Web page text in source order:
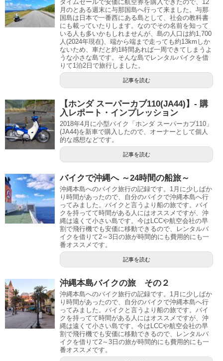
タイムセールで安価に航空券を購入できたので、12
月のとある週末に与那国島へ行って来ました。与那
国島は日本で一番西にある島として、社会の教科書
にも載っていたりします。なのでその名前を知って
いる人も多いかもしれませんが、島の人口は約1,700
人(2024年現在)、端から端まで走っても約13kmしか
ないため、車だと約1時間あれば一周できてしまうよ
うな小さな島です。そんな島でレンタルバイクを借
りて1泊2日で旅行しました。
記事を読む
【ホンダ スーパーカブ110(JA44)】- 購
入レポート・インプレッション
2018年4月に小型バイク「ホンダ スーパーカブ110」
(JA44)を新車で購入したので、オーナーとして個人
的な感想などです。
記事を読む
バイクで沖縄へ ～24時間の船旅～
沖縄本島へのバイク旅行の記録です。1月に少しばか
り時間があったので、自分のバイクで沖縄本島へ行
ってみました。バイクと言うより船の旅です。バイ
クを持ってて時間がある人にはオススメですが、沖
縄は遠くて小さい島です。今はLCCや航空会社の早
割で飛行機でも安価に移動できるので、レンタルバ
イクを借りて2～3日の旅が時間的にも費用的にも一
番オススメです。
記事を読む
沖縄本島バイクの旅 その２
沖縄本島へのバイク旅行の記録です。1月に少しばか
り時間があったので、自分のバイクで沖縄本島へ行
ってみました。バイクと言うより船の旅です。バイ
クを持ってて時間がある人にはオススメですが、沖
縄は遠くて小さい島です。今はLCCや航空会社の早
割で飛行機でも安価に移動できるので、レンタルバ
イクを借りて2～3日の旅が時間的にも費用的にも一
番オススメです。